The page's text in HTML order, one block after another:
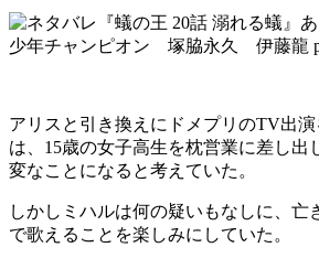
アリスと引き換えにドメプリのTV出
は、15歳の女子高生を枕営業に差し出
変なことになると考えていた。
しかしミハルは何の疑いもなしに、亡
で歌えることを楽しみにしていた。